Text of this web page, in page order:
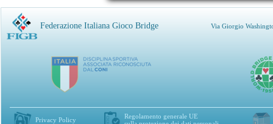
Federazione Italiana Gioco Bridge Via Giorgio
Privacy Policy
Regolamento generale UE